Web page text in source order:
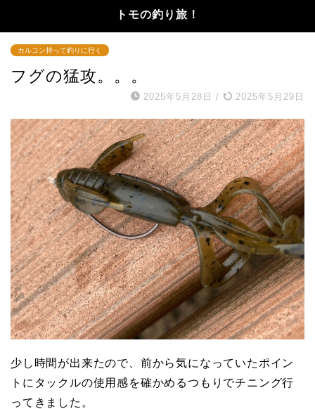
トモの釣り旅！
カルコン持って釣りに行く
フグの猛攻。。。
2025年5月28日 / 2025年5月29日
少し時間が出来たので、前から気になっていたポイン
トにタックルの使用感を確かめるつもりでチニング行
ってきました。